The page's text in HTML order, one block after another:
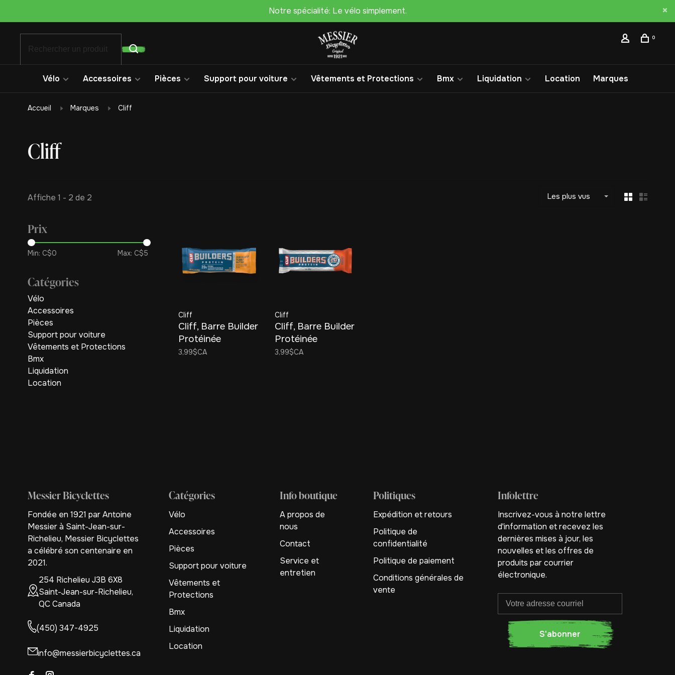
Notre spécialité: Le vélo simplement.
0
Vélo Accessoires Pièces Support pour voiture Vêtements et Protections Bmx Liquidation Location Marques
Accueil Marques Cliff
Cliff
Affiche 1 - 2 de 2 Les plus vus
Prix
Min: C$0 Max: C$5
Catégories
Vélo
Accessoires
Pièces
Support pour voiture
Vêtements et Protections
Bmx
Liquidation
Location
Cliff
Cliff, Barre Builder
Protéinée
Chocolat &
3,99$CA
Cliff
Cliff, Barre Builder
Protéinée
3,99$CA
Messier Bicyclettes
Fondée en 1921 par Antoine
Messier à Saint-Jean-sur-
Richelieu, Messier Bicyclettes
a célébré son centenaire en
2021.
254 Richelieu J3B 6X8
Saint-Jean-sur-Richelieu,
QC Canada
(450) 347-4925
info@messierbicyclettes.ca
Catégories
Vélo
Accessoires
Pièces
Support pour voiture
Vêtements et
Protections
Bmx
Liquidation
Location
Info boutique
A propos de
nous
Contact
Service et
entretien
Politiques
Expédition et retours
Politique de
confidentialité
Politique de paiement
Conditions générales de
vente
Infolettre
Inscrivez-vous à notre lettre
d'information et recevez les
dernières mises à jour, les
nouvelles et les offres de
produits par courrier
électronique.
S'abonner